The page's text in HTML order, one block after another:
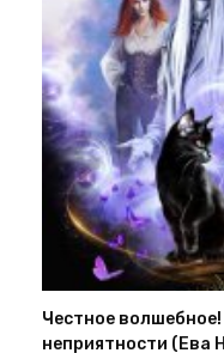
Честное
неприятности (Ева